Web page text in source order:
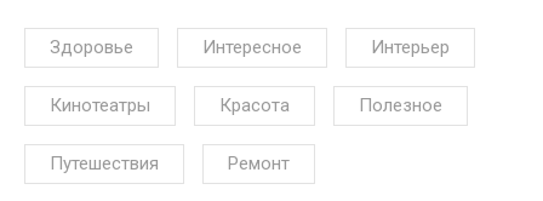
Здоровье Интересное Интерьер
Кинотеатры Красота Полезное
Путешествия Ремонт